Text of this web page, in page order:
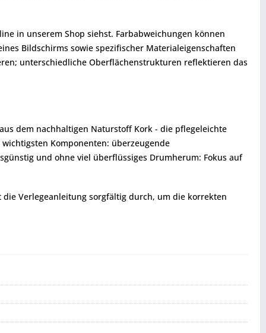
in unserem Shop siehst. Farbabweichungen können
Bildschirms sowie spezifischer Materialeigenschaften
unterschiedliche Oberflächenstrukturen reflektieren das
dem nachhaltigen Naturstoff Kork - die pflegeleichte
Komponenten: überzeugende
und ohne viel überflüssiges Drumherum: Fokus auf
Verlegeanleitung sorgfältig durch, um die korrekten